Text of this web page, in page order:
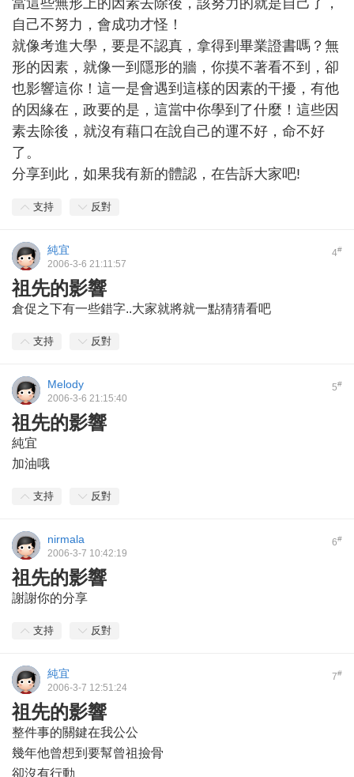
當這些無形上的因素去除後，該努力的就是自己了，
自己不努力，會成功才怪！
就像考進大學，要是不認真，拿得到畢業證書嗎？無
形的因素，就像一到隱形的牆，你摸不著看不到，卻
也影響這你！這一是會遇到這樣的因素的干擾，有他
的因緣在，政要的是，這當中你學到了什麼！這些因
素去除後，就沒有藉口在說自己的運不好，命不好
了。
分享到此，如果我有新的體認，在告訴大家吧!
支持 反對
4#
純宜
2006-3-6 21:11:57
祖先的影響
倉促之下有一些錯字..大家就將就一點猜猜看吧
支持 反對
5#
Melody
2006-3-6 21:15:40
祖先的影響
純宜
加油哦
支持 反對
6#
nirmala
2006-3-7 10:42:19
祖先的影響
謝謝你的分享
支持 反對
7#
純宜
2006-3-7 12:51:24
祖先的影響
整件事的關鍵在我公公
幾年他曾想到要幫曾祖撿骨
卻沒有行動